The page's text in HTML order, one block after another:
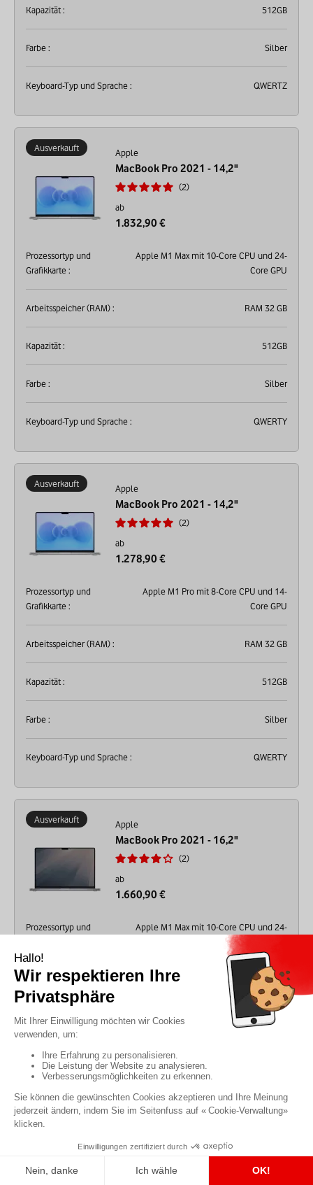
Kapazität : 512GB
Farbe : Silber
Keyboard-Typ und Sprache : QWERTZ
Ausverkauft Apple
MacBook Pro 2021 - 14,2"
2
ab
1.832,90 €
Prozessortyp und
Grafikkarte :
Apple M1 Max mit 10-Core CPU und 24-
Core GPU
Arbeitsspeicher (RAM) : RAM 32 GB
Kapazität : 512GB
Farbe : Silber
Keyboard-Typ und Sprache : QWERTY
Ausverkauft Apple
MacBook Pro 2021 - 14,2"
2
ab
1.278,90 €
Prozessortyp und
Grafikkarte :
Apple M1 Pro mit 8-Core CPU und 14-
Core GPU
Arbeitsspeicher (RAM) : RAM 32 GB
Kapazität : 512GB
Farbe : Silber
Keyboard-Typ und Sprache : QWERTY
Ausverkauft Apple
MacBook Pro 2021 - 16,2"
2
ab
1.660,90 €
Prozessortyp und
Apple M1 Max mit 10-Core CPU und 24-
Arbeitsspeicher (RAM) : RAM 64 GB
Kapazität : 512GB
Farbe :
Keyboard-Typ und Sprache : QWERTZ
MacBook Pro 2021 - 16,2"